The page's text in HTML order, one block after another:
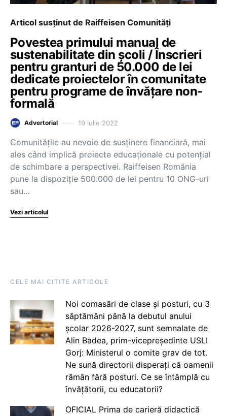
Articol susținut de Raiffeisen Comunități
Povestea primului manual de
sustenabilitate din școli / Înscrieri
pentru granturi de 50.000 de lei
dedicate proiectelor în comunitate
pentru programe de învățare non-
formală
Advertorial 19 iulie 2022
Comunitățile au nevoie de susținere financiară, mai
ales când implică proiecte educaționale cu potențial
de schimbare a perspectivei. Raiffeisen România
pune la dispoziție 500.000 de lei pentru 10 ONG-uri
sau…
Vezi articolul
CELE MAI CITITE ARTICOLE
Noi comasări de clase și posturi, cu 3
săptămâni până la debutul anului
școlar 2026-2027, sunt semnalate de
Alin Badea, prim-vicepreședinte USLI
Gorj: Ministerul o comite grav de tot.
Ne sună directorii disperați că oamenii
rămân fără posturi. Ce se întâmplă cu
învățătorii, cu educatorii?
OFICIAL Prima de carieră didactică